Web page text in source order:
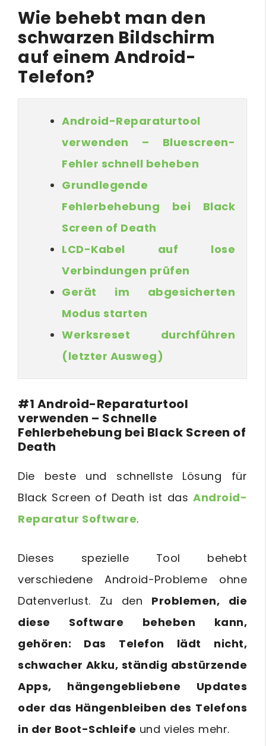
Wie behebt man den
schwarzen Bildschirm
auf einem Android-
Telefon?
Android-Reparaturtool
verwenden – Bluescreen-
Fehler schnell beheben
Grundlegende
Fehlerbehebung bei Black
Screen of Death
LCD-Kabel auf lose
Verbindungen prüfen
Gerät im abgesicherten
Modus starten
Werksreset durchführen
(letzter Ausweg)
#1 Android-Reparaturtool
verwenden – Schnelle
Fehlerbehebung bei Black Screen of
Death
Die beste und schnellste Lösung für
Black Screen of Death ist das Android-
Reparatur Software.
Dieses spezielle Tool behebt
verschiedene Android-Probleme ohne
Datenverlust. Zu den Problemen, die
diese Software beheben kann,
gehören: Das Telefon lädt nicht,
schwacher Akku, ständig abstürzende
Apps, hängengebliebene Updates
oder das Hängenbleiben des Telefons
in der Boot-Schleife und vieles mehr.